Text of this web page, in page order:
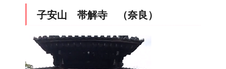
子安山 帯解寺 （奈良）